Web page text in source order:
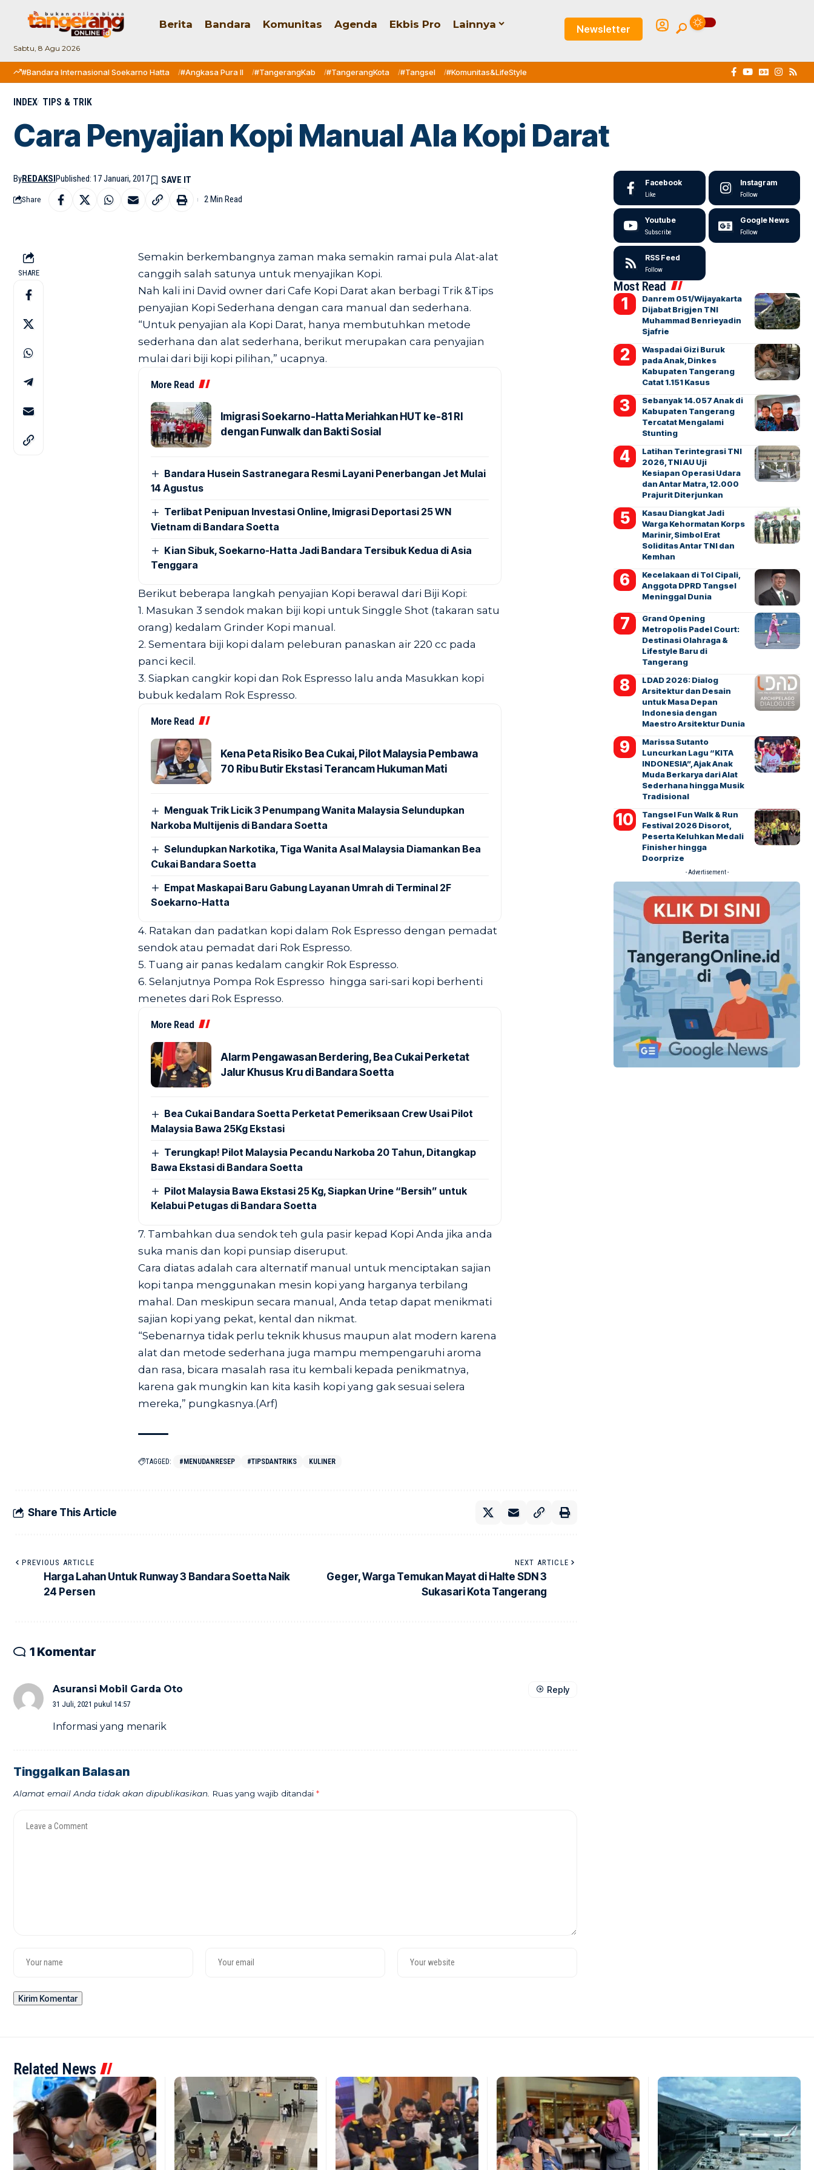
Sabtu, 8 Agu 2026
Berita Bandara Komunitas Agenda Ekbis Pro Lainnya Newsletter
#Bandara Internasional Soekarno Hatta #Angkasa Pura II #TangerangKab #TangerangKota #Tangsel #Komunitas&LifeStyle
INDEX TIPS & TRIK
Cara Penyajian Kopi Manual Ala Kopi Darat
ByREDAKSIPublished: 17 Januari, 2017
Share 2 Min Read
SHARE
Semakin berkembangnya zaman maka semakin ramai pula Alat-alat
canggih salah satunya untuk menyajikan Kopi.
Nah kali ini David owner dari Cafe Kopi Darat akan berbagi Trik &Tips
penyajian Kopi Sederhana dengan cara manual dan sederhana.
“Untuk penyajian ala Kopi Darat, hanya membutuhkan metode
sederhana dan alat sederhana, berikut merupakan cara penyajian
mulai dari biji kopi pilihan,” ucapnya.
More Read
Imigrasi Soekarno-Hatta Meriahkan HUT ke-81 RI
dengan Funwalk dan Bakti Sosial
Bandara Husein Sastranegara Resmi Layani Penerbangan Jet Mulai
14 Agustus
Terlibat Penipuan Investasi Online, Imigrasi Deportasi 25 WN
Vietnam di Bandara Soetta
Kian Sibuk, Soekarno-Hatta Jadi Bandara Tersibuk Kedua di Asia
Tenggara
Berikut beberapa langkah penyajian Kopi berawal dari Biji Kopi:
1. Masukan 3 sendok makan biji kopi untuk Singgle Shot (takaran satu
orang) kedalam Grinder Kopi manual.
2. Sementara biji kopi dalam peleburan panaskan air 220 cc pada
panci kecil.
3. Siapkan cangkir kopi dan Rok Espresso lalu anda Masukkan kopi
bubuk kedalam Rok Espresso.
More Read
Kena Peta Risiko Bea Cukai, Pilot Malaysia Pembawa
70 Ribu Butir Ekstasi Terancam Hukuman Mati
Menguak Trik Licik 3 Penumpang Wanita Malaysia Selundupkan
Narkoba Multijenis di Bandara Soetta
Selundupkan Narkotika, Tiga Wanita Asal Malaysia Diamankan Bea
Cukai Bandara Soetta
Empat Maskapai Baru Gabung Layanan Umrah di Terminal 2F
Soekarno-Hatta
4. Ratakan dan padatkan kopi dalam Rok Espresso dengan pemadat
sendok atau pemadat dari Rok Espresso.
5. Tuang air panas kedalam cangkir Rok Espresso.
6. Selanjutnya Pompa Rok Espresso hingga sari-sari kopi berhenti
menetes dari Rok Espresso.
More Read
Alarm Pengawasan Berdering, Bea Cukai Perketat
Jalur Khusus Kru di Bandara Soetta
Bea Cukai Bandara Soetta Perketat Pemeriksaan Crew Usai Pilot
Malaysia Bawa 25Kg Ekstasi
Terungkap! Pilot Malaysia Pecandu Narkoba 20 Tahun, Ditangkap
Bawa Ekstasi di Bandara Soetta
Pilot Malaysia Bawa Ekstasi 25 Kg, Siapkan Urine “Bersih” untuk
Kelabui Petugas di Bandara Soetta
7. Tambahkan dua sendok teh gula pasir kepad Kopi Anda jika anda
suka manis dan kopi punsiap diseruput.
Cara diatas adalah cara alternatif manual untuk menciptakan sajian
kopi tanpa menggunakan mesin kopi yang harganya terbilang
mahal. Dan meskipun secara manual, Anda tetap dapat menikmati
sajian kopi yang pekat, kental dan nikmat.
“Sebenarnya tidak perlu teknik khusus maupun alat modern karena
alat dan metode sederhana juga mampu mempengaruhi aroma
dan rasa, bicara masalah rasa itu kembali kepada penikmatnya,
karena gak mungkin kan kita kasih kopi yang gak sesuai selera
mereka,” pungkasnya.(Arf)
TAGGED: #MENUDANRESEP #TIPSDANTRIKS KULINER
Share This Article
PREVIOUS ARTICLE
Harga Lahan Untuk Runway 3 Bandara Soetta Naik
24 Persen
NEXT ARTICLE
Geger, Warga Temukan Mayat di Halte SDN 3
Sukasari Kota Tangerang
1 Komentar
Asuransi Mobil Garda Oto
31 Juli, 2021 pukul 14:57
Informasi yang menarik
Reply
Tinggalkan Balasan
Alamat email Anda tidak akan dipublikasikan. Ruas yang wajib ditandai *
Facebook
Like
Instagram
Follow
Youtube
Subscribe
Google News
Follow
RSS Feed
Follow
Most Read
Danrem 051/Wijayakarta
Dijabat Brigjen TNI
Muhammad Benrieyadin
Sjafrie
Waspadai Gizi Buruk
pada Anak, Dinkes
Kabupaten Tangerang
Catat 1.151 Kasus
Sebanyak 14.057 Anak di
Kabupaten Tangerang
Tercatat Mengalami
Stunting
Latihan Terintegrasi TNI
2026, TNI AU Uji
Kesiapan Operasi Udara
dan Antar Matra, 12.000
Prajurit Diterjunkan
Kasau Diangkat Jadi
Warga Kehormatan Korps
Marinir, Simbol Erat
Soliditas Antar TNI dan
Kemhan
Kecelakaan di Tol Cipali,
Anggota DPRD Tangsel
Meninggal Dunia
Grand Opening
Metropolis Padel Court:
Destinasi Olahraga &
Lifestyle Baru di
Tangerang
LDAD 2026: Dialog
Arsitektur dan Desain
untuk Masa Depan
Indonesia dengan
Maestro Arsitektur Dunia
Marissa Sutanto
Luncurkan Lagu “KITA
INDONESIA”, Ajak Anak
Muda Berkarya dari Alat
Sederhana hingga Musik
Tradisional
Tangsel Fun Walk & Run
Festival 2026 Disorot,
Peserta Keluhkan Medali
Finisher hingga
Doorprize
- Advertisement -
Related News